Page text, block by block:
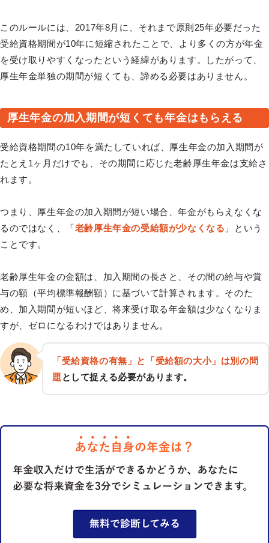
このルールには、2017年8月に、それまで原則25年必要だった
受給資格期間が10年に短縮されたことで、より多くの方が年金
を受け取りやすくなったという経緯があります。したがって、
厚生年金単独の期間が短くても、諦める必要はありません。
厚生年金の加入期間が短くても年金はもらえる
受給資格期間の10年を満たしていれば、厚生年金の加入期間が
たとえ1ヶ月だけでも、その期間に応じた老齢厚生年金は支給さ
れます。
つまり、厚生年金の加入期間が短い場合、年金がもらえなくな
るのではなく、「老齢厚生年金の受給額が少なくなる 」という
ことです。
老齢厚生年金の金額は、加入期間の長さと、その間の給与や賞
与の額（平均標準報酬額）に基づいて計算されます。そのた
め、加入期間が短いほど、将来受け取る年金額は少なくなりま
すが、ゼロになるわけではありません。
「受給資格の有無」と「受給額の大小」は別の問
題 として捉える必要があります。